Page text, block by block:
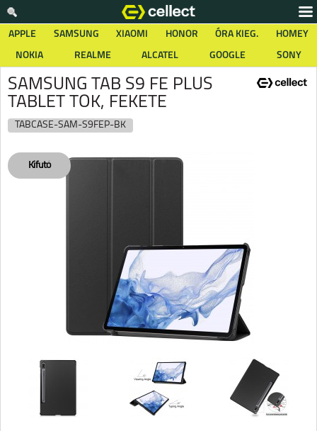
APPLE SAMSUNG XIAOMI HONOR ÓRA KIEG.
HOMEY
NOKIA
REALME ALCATEL GOOGLE SONY
SAMSUNG TAB S9 FE PLUS
TABLET TOK, FEKETE
TABCASE-SAM-S9FEP-BK